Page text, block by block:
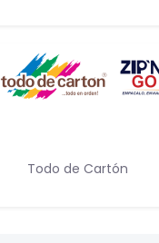
Todo de Cartón